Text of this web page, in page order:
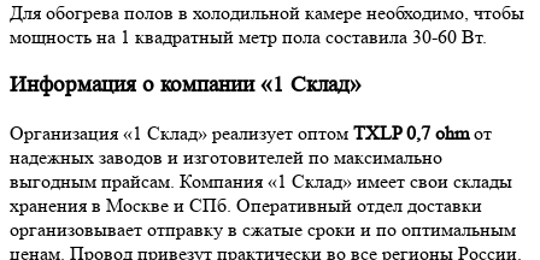
Для обогрева полов в холодильной камере необходимо, чтобы
мощность на 1 квадратный метр пола составила 30-60 Вт.
Информация о компании «1 Склад»
Организация «1 Склад» реализует оптом TXLP 0,7 ohmот
надежных заводов и изготовителей по максимально
выгодным прайсам. Компания «1 Склад» имеет свои склады
хранения в Москве и СПб. Оперативный отдел доставки
организовывает отправку в сжатые сроки и по оптимальным
ценам. Провод привезут практически во все регионы России.